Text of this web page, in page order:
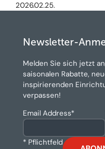
2026.02.25.
Newsletter-
Melden Sie sich jetzt
saisonalen Rabatte,
inspirierenden
verpassen!
Email Address*
* Pflichtfeld